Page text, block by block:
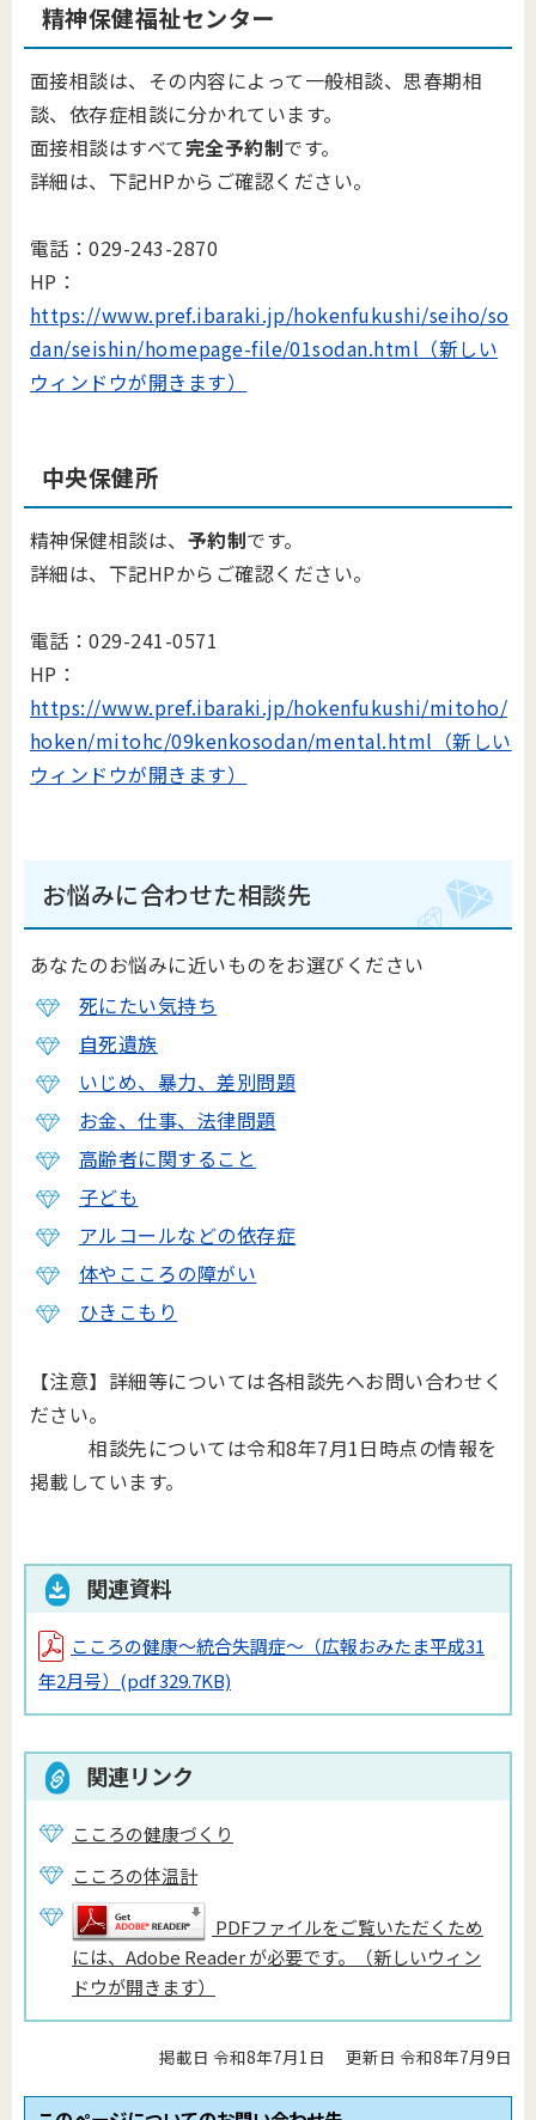
精神保健福祉センター
面接相談は、その内容によって一般相談、思春期相
談、依存症相談に分かれています。
面接相談はすべて完全予約制です。
詳細は、下記HPからご確認ください。
電話：029-243-2870
HP：
https://www.pref.ibaraki.jp/hokenfukushi/seiho/so
dan/seishin/homepage-file/01sodan.html（新しい
ウィンドウが開きます）
中央保健所
精神保健相談は、 予約制です。
詳細は、下記HPからご確認ください。
電話：029-241-0571
HP：
https://www.pref.ibaraki.jp/hokenfukushi/mitoho/
hoken/mitohc/09kenkosodan/mental.html（新しい
ウィンドウが開きます）
お悩みに合わせた相談先
あなたのお悩みに近いものをお選びください
死にたい気持ち
自死遺族
いじめ、暴力、差別問題
お金、仕事、法律問題
高齢者に関すること
子ども
アルコールなどの依存症
体やこころの障がい
ひきこもり
【注意】詳細等については各相談先へお問い合わせく
ださい。
相談先については令和8年7月1日時点の情報を
掲載しています。
関連資料
こころの健康～統合失調症～（広報おみたま平成31
年2月号） (pdf 329.7KB)
関連リンク
こころの健康づくり
こころの体温計
PDFファイルをご覧いただくため
には、Adobe Reader が必要です。（新しいウィン
ドウが開きます）
掲載日 令和8年7月1日 更新日 令和8年7月9日